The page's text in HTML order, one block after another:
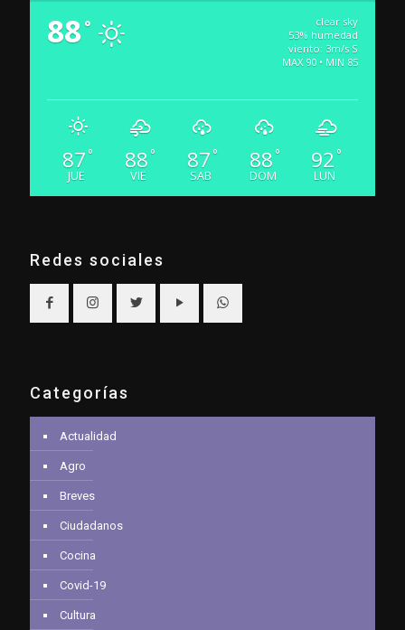
88°
clear sky
53% humedad
viento: 3m/s S
MAX 90 • MIN 85
87 °
JUE
88 °
VIE
87 °
SAB
88 °
DOM
92 °
LUN
Redes sociales
Categorías
Actualidad
Agro
Breves
Ciudadanos
Cocina
Covid-19
Cultura